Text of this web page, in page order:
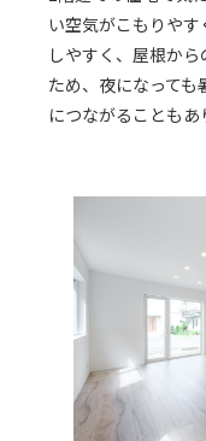
い空気がこもりや
しやすく、屋根か
ため、夜になって
につながることもあ